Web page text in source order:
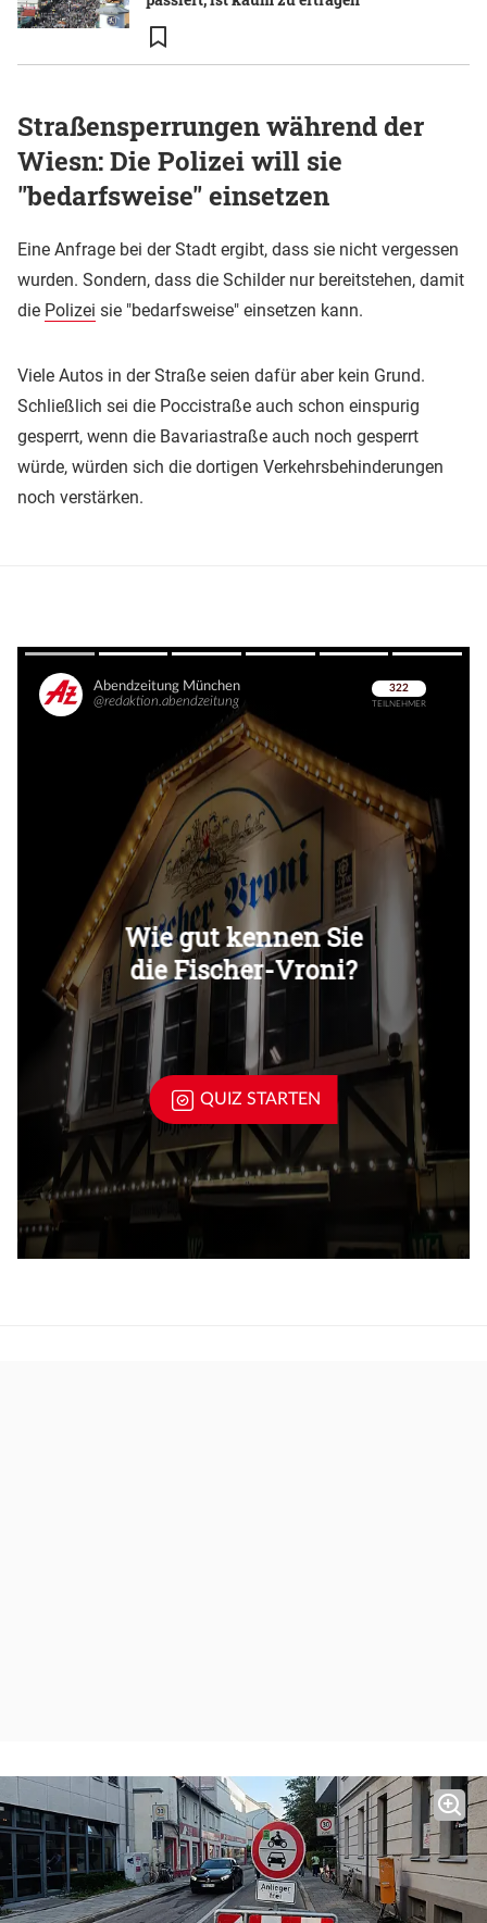
Straßensperrungen während der
Wiesn: Die Polizei will sie
"bedarfsweise" einsetzen
Eine Anfrage bei der Stadt ergibt, dass sie nicht vergessen
wurden. Sondern, dass die Schilder nur bereitstehen, damit
die Polizei sie "bedarfsweise" einsetzen kann.
Viele Autos in der Straße seien dafür aber kein Grund.
Schließlich sei die Poccistraße auch schon einspurig
gesperrt, wenn die Bavariastraße auch noch gesperrt
würde, würden sich die dortigen Verkehrsbehinderungen
noch verstärken.
Überspringen
Überspringen